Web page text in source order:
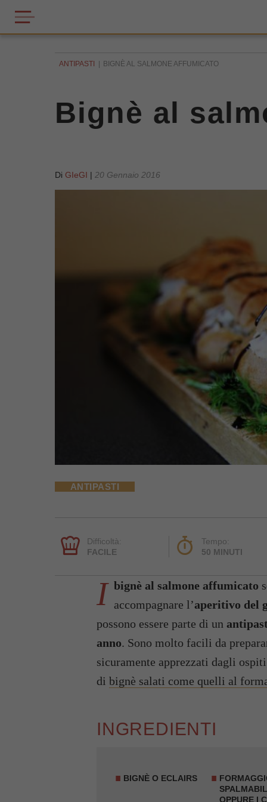
ANTIPASTI BIGNÈ AL SALMONE AFFUMICATO
Bignè al
Di GIeGI | 20 Gennaio 2016
ANTIPASTI
Difficoltà:
FACILE
Tempo:
50 MINUTI
I bignè al salmone affumicato
accompagnare l’aperitivo del
possono essere parte di un
anno. Sono molto facili da
sicuramente apprezzati dagli
di bignè salati come quelli al
INGREDIENTI
BIGNÈ O ECLAIRS
OPPURE I